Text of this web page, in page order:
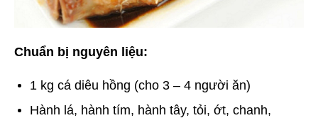
Chuẩn bị nguyên liệu:
1 kg cá diêu hồng (cho 3 – 4 người ăn)
Hành lá, hành tím, hành tây, tỏi, ớt, chanh,